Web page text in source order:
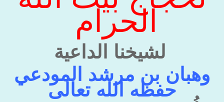
الحرام
لشيخنا الداعية
وهبان بن مرشد المودعي
حفظه الله تعالى